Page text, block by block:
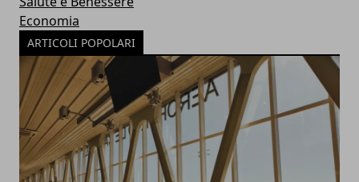
Economia
ARTICOLI POPOLARI